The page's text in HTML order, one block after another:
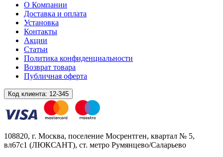
О Компании
Доставка и оплата
Установка
Контакты
Акции
Статьи
Политика конфиденциальности
Возврат товара
Публичная оферта
Код клиента: 12-345
108820, г. Москва, поселение Мосрентген, квартал № 5,
вл67с1 (ЛЮКСАНТ), ст. метро Румянцево/Саларьево